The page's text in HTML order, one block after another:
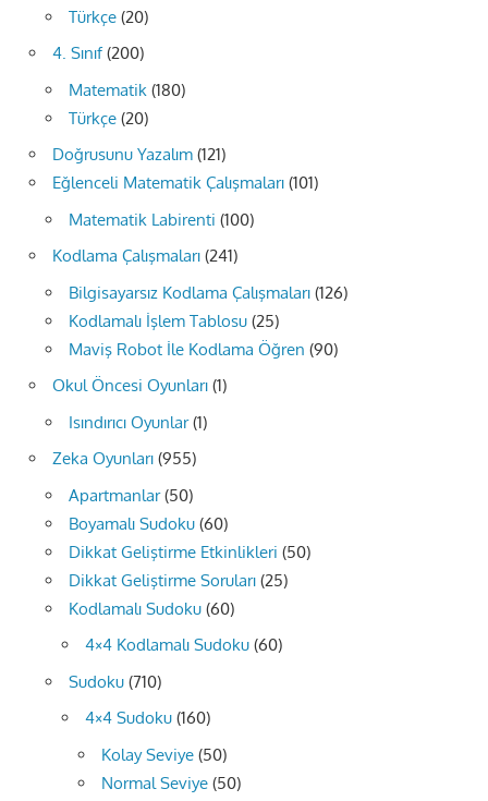
Türkçe (20)
4. Sınıf(200)
Matematik (180)
Türkçe (20)
Doğrusunu Yazalım (121)
Eğlenceli Matematik Çalışmaları (101)
Matematik Labirenti (100)
Kodlama Çalışmaları (241)
Bilgisayarsız Kodlama Çalışmaları (126)
Kodlamalı İşlem Tablosu (25)
Maviş Robot İle Kodlama Öğren (90)
Okul Öncesi Oyunları (1)
Isındırıcı Oyunlar(1)
Zeka Oyunları (955)
Apartmanlar(50)
Boyamalı Sudoku (60)
Dikkat Geliştirme Etkinlikleri (50)
Dikkat Geliştirme Soruları (25)
Kodlamalı Sudoku (60)
4×4 Kodlamalı Sudoku (60)
Sudoku (710)
4×4 Sudoku (160)
Kolay Seviye (50)
Normal Seviye (50)